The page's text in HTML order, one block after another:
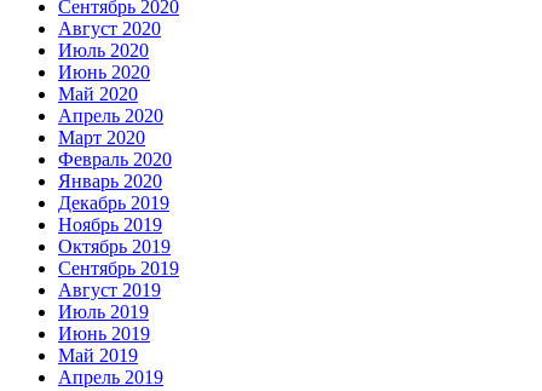
Сентябрь 2020
Август 2020
Июль 2020
Июнь 2020
Май 2020
Апрель 2020
Март 2020
Февраль 2020
Январь 2020
Декабрь 2019
Ноябрь 2019
Октябрь 2019
Сентябрь 2019
Август 2019
Июль 2019
Июнь 2019
Май 2019
Апрель 2019